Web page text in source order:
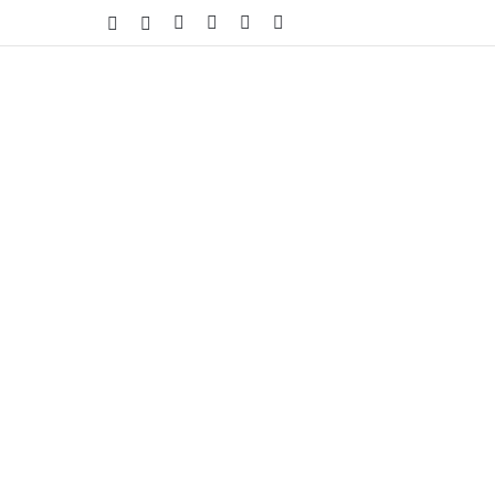
فيسبوك لينكدإنانستقرامتسجيل الدخول